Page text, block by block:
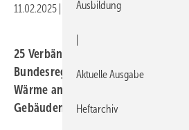
11.02.2025 Druckvorschau
25 Verbände der Gebäude-Allianz
Bundesregierung, die Versorgung
Wärme anzukurbeln und den
Gebäuden zu reduzieren.
Ausbildung
Aktuelle Ausgabe
Heftarchiv